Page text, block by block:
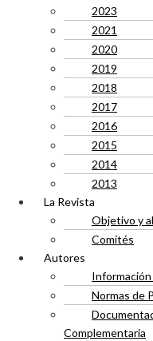
2023
2021
2020
2019
2018
2017
2016
2015
2014
2013
La Revista
Objetivo y
Comités
Autores
Normas de
Complementaria